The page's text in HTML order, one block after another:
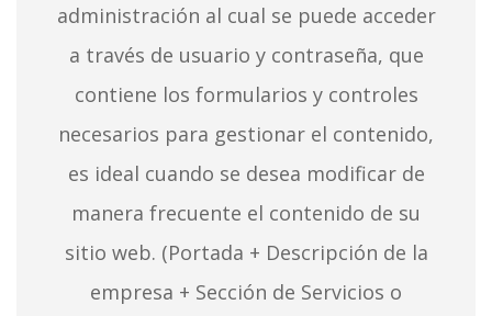
administración al cual se puede acceder
a través de usuario y contraseña, que
contiene los formularios y controles
necesarios para gestionar el contenido,
es ideal cuando se desea modificar de
manera frecuente el contenido de su
sitio web. (Portada + Descripción de la
empresa + Sección de Servicios o